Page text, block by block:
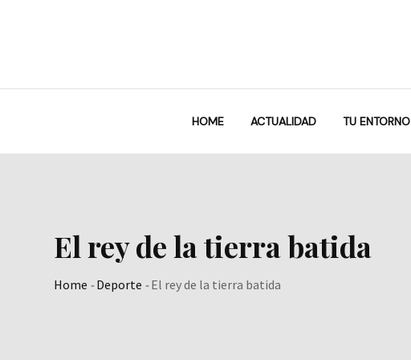
HOME ACTUALIDAD TU ENTORNO
El rey de la tierra batida
Home -Deporte -El rey de la tierra batida